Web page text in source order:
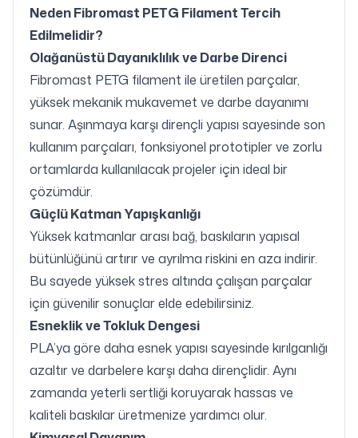
Neden Fibromast PETG Filament Tercih
Edilmelidir?
Olağanüstü Dayanıklılık ve Darbe Direnci
Fibromast PETG filament ile üretilen parçalar,
yüksek mekanik mukavemet ve darbe dayanımı
sunar. Aşınmaya karşı dirençli yapısı sayesinde son
kullanım parçaları, fonksiyonel prototipler ve zorlu
ortamlarda kullanılacak projeler için ideal bir
çözümdür.
Güçlü Katman Yapışkanlığı
Yüksek katmanlar arası bağ, baskıların yapısal
bütünlüğünü artırır ve ayrılma riskini en aza indirir.
Bu sayede yüksek stres altında çalışan parçalar
için güvenilir sonuçlar elde edebilirsiniz.
Esneklik ve Tokluk Dengesi
PLA’ya göre daha esnek yapısı sayesinde kırılganlığı
azaltır ve darbelere karşı daha dirençlidir. Aynı
zamanda yeterli sertliği koruyarak hassas ve
kaliteli baskılar üretmenize yardımcı olur.